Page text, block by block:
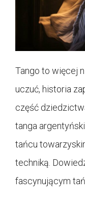
Tango to więcej
uczuć, historia
część
tanga
tańcu
techniką.
fascynującym